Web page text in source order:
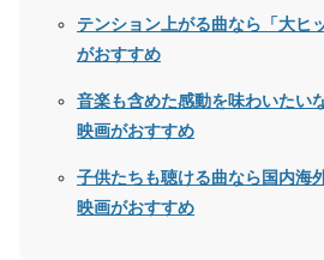
テンション上がる曲なら「大ヒ
がおすすめ
音楽も含めた感動を味わいたい
映画がおすすめ
子供たちも聴ける曲なら国内海
映画がおすすめ